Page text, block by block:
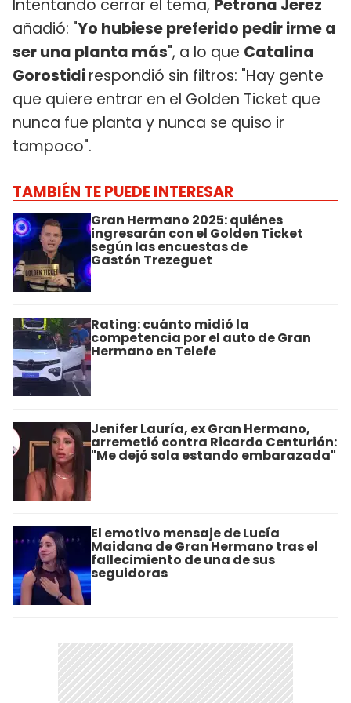
Intentando cerrar el tema, Petrona Jerez
añadió: "Yo hubiese preferido pedir irme a
ser una planta más", a lo que Catalina
Gorostidirespondió sin filtros: "Hay gente
que quiere entrar en el Golden Ticket que
nunca fue planta y nunca se quiso ir
tampoco".
TAMBIÉN TE PUEDE INTERESAR
Gran Hermano 2025: quiénes
ingresarán con el Golden Ticket
según las encuestas de
Gastón Trezeguet
Rating: cuánto midió la
competencia por el auto de Gran
Hermano en Telefe
Jenifer Lauría, ex Gran Hermano,
arremetió contra Ricardo Centurión:
"Me dejó sola estando embarazada"
El emotivo mensaje de Lucía
Maidana de Gran Hermano tras el
fallecimiento de una de sus
seguidoras